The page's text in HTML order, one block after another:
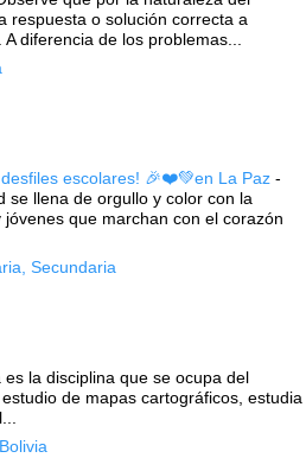
respuesta o solución correcta a
diferencia de los problemas...
escolares! 🎉❤️💚en La Paz -
se llena de orgullo y color con la
que marchan con el corazón
Secundaria
la disciplina que se ocupa del
de mapas cartográficos, estudia